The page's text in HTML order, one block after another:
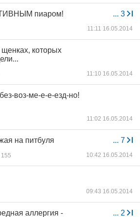
... 3
пиаром!
11:11 16.05.2014
которых
11:10 16.05.2014
воз-ме-е-е-езд-но!
11:02 16.05.2014
... 7
на питбуля
155 10:42 16.05.2014
09:43 16.05.2014
... 2
аллергия -